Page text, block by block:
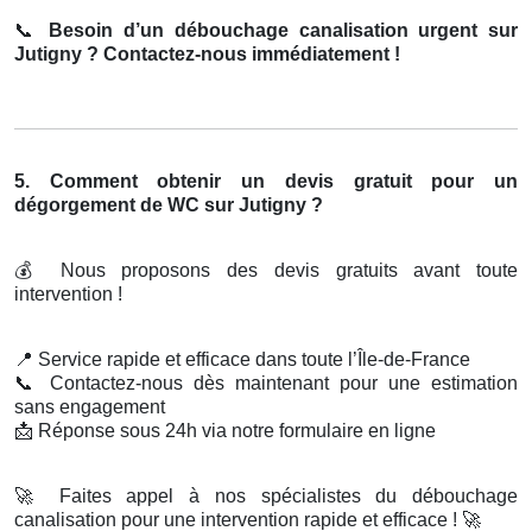
📞
Besoin d’un débouchage canalisation urgent sur
Jutigny ? Contactez-nous immédiatement !
5. Comment obtenir un devis gratuit pour un
dégorgement de WC sur Jutigny ?
💰
Nous proposons des devis gratuits avant toute
intervention !
📍 Service rapide et efficace dans toute l’Île-de-France
📞
Contactez-nous dès maintenant pour une estimation
sans engagement
📩 Réponse sous 24h via notre formulaire en ligne
🚀
Faites appel à nos spécialistes du débouchage
canalisation pour une intervention rapide et efficace ! 🚀